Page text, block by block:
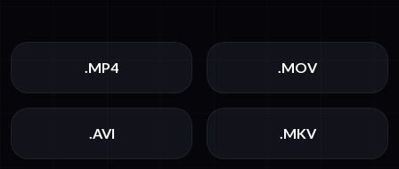
.MP4 .MOV
.AVI .MKV